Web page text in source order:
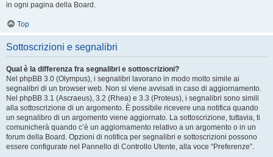
in ogni pagina della Board.
Top
Sottoscrizioni e segnalibri
Qual è la differenza fra segnalibri e sottoscrizioni?
Nel phpBB 3.0 (Olympus), i segnalibri lavorano in modo molto simile ai
segnalibri di un browser web. Non si viene avvisati in caso di aggiornamento.
Nel phpBB 3.1 (Ascraeus), 3.2 (Rhea) e 3.3 (Proteus), i segnalibri sono simili
alla sottoscrizione di un argomento. È possibile ricevere una notifica quando
un segnalibro di un argomento viene aggiornato. La sottoscrizione, tuttavia, ti
comunicherà quando c’è un aggiornamento relativo a un argomento o in un
forum della Board. Opzioni di notifica per segnalibri e sottoscrizioni possono
essere configurate nel Pannello di Controllo Utente, alla voce “Preferenze”.